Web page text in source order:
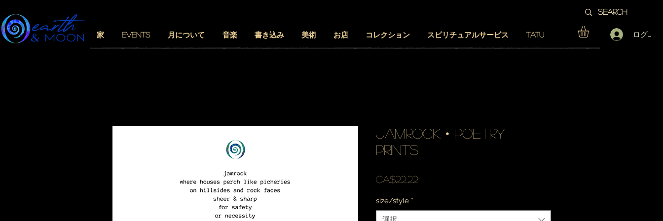
家 EVENTS 月について 音楽 書き込み 美術 お店 コレクション スピリチュアルサービス TATU ログイン
jamrock • poetry
prints
CA$22.22価
size/style *